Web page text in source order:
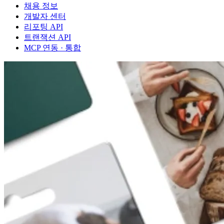
채용 정보
개발자 센터
리포팅 API
트랜잭션 API
MCP 연동 · 통합